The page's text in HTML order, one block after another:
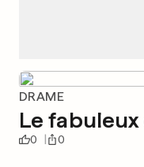
DRAME
Le
0 0